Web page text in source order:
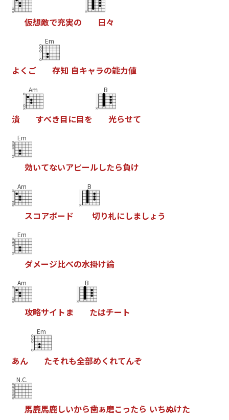
仮想敵で充実の 日々
よ く ご
Em
存知 自キャラの能力値
潰
Am
すべき目に目を
B
光らせて
Em
効いてないアピールしたら負け
Am
スコアボー ド
B
切り札にしましょ う
Em
ダメージ比べの水掛け論
Am
攻略サイ ト ま
B
たはチー ト
あん
Em
たそれも全部めく れてんぞ
N.C.
馬鹿馬鹿しいから歯ぁ磨こったら いちぬけた